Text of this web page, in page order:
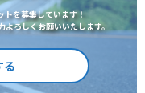
トを募集しています！
ろしくお願いいたします。
る